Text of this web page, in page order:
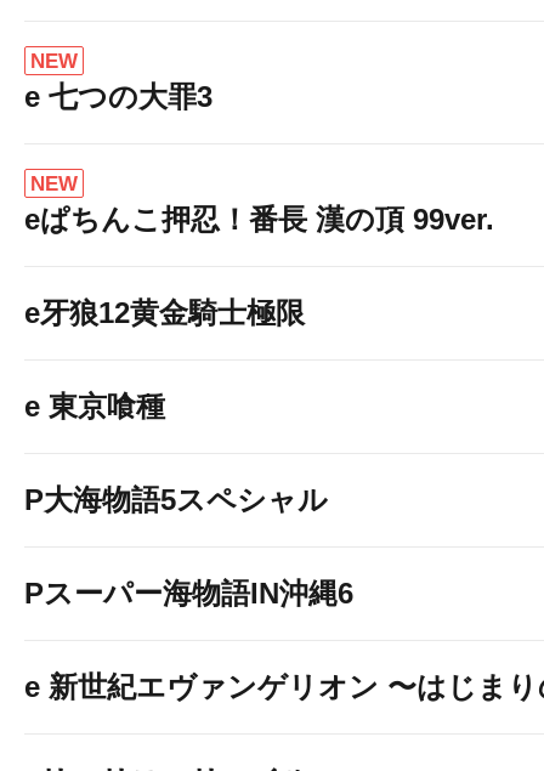
NEW
e 七つの大罪3
NEW
eぱちんこ押忍！番長 漢の頂 99ver.
e牙狼12黄金騎士極限
e 東京喰種
P大海物語5スペシャル
Pスーパー海物語IN沖縄6
e 新世紀エヴァンゲリオン 〜はじま